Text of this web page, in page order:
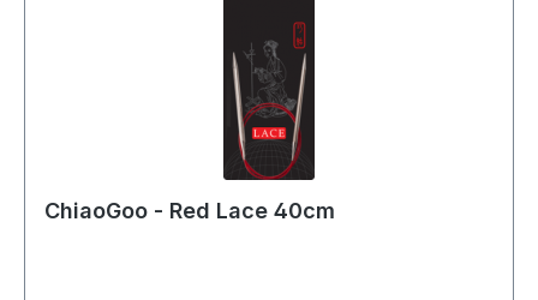
ChiaoGoo - Red Lace 40cm